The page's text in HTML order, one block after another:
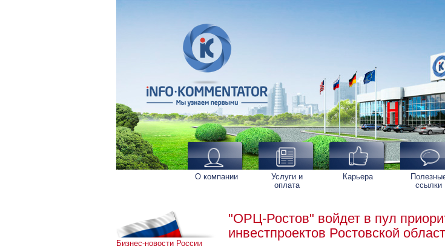
О компании Услуги и
оплата
Карьера
ссылки
Бизнес-новости России
"ОРЦ-Ростов" войдет в пул
инвестпроектов Ростовской